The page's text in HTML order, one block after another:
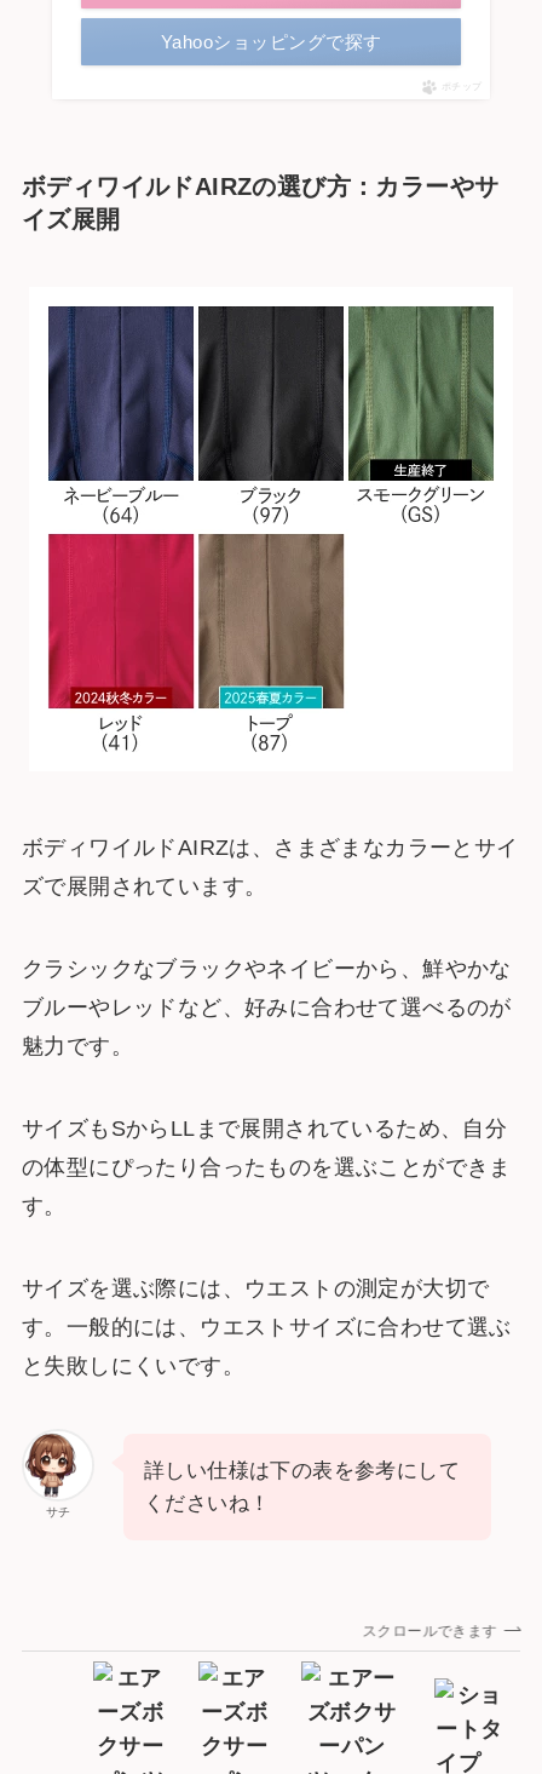
Yahooショッピングで探す
ポチップ
ボディワイルドAIRZの選び方：カラーやサ
イズ展開
ボディワイルドAIRZは、さまざまなカラーとサイ
ズで展開されています。
クラシックなブラックやネイビーから、鮮やかな
ブルーやレッドなど、好みに合わせて選べるのが
魅力です。
サイズもSからLLまで展開されているため、自分
の体型にぴったり合ったものを選ぶことができま
す。
サイズを選ぶ際には、ウエストの測定が大切で
す。一般的には、ウエストサイズに合わせて選ぶ
と失敗しにくいです。
サチ
詳しい仕様は下の表を参考にして
くださいね！
スクロールできます